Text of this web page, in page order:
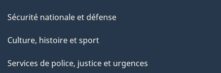
Sécurité nationale et défense
Culture, histoire et sport
Services de police, justice et urgences